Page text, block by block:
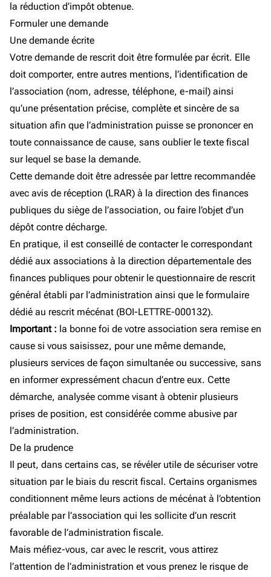
la réduction d’impôt obtenue.
Formuler une demande
Une demande écrite
Votre demande de rescrit doit être formulée par écrit. Elle
doit comporter, entre autres mentions, l’identification de
l’association (nom, adresse, téléphone, e-mail) ainsi
qu’une présentation précise, complète et sincère de sa
situation afin que l’administration puisse se prononcer en
toute connaissance de cause, sans oublier le texte fiscal
sur lequel se base la demande.
Cette demande doit être adressée par lettre recommandée
avec avis de réception (LRAR) à la direction des finances
publiques du siège de l’association, ou faire l’objet d’un
dépôt contre décharge.
En pratique, il est conseillé de contacter le correspondant
dédié aux associations à la direction départementale des
finances publiques pour obtenir le questionnaire de rescrit
général établi par l’administration ainsi que le formulaire
dédié au rescrit mécénat (BOI-LETTRE-000132).
Important : la bonne foi de votre association sera remise en
cause si vous saisissez, pour une même demande,
plusieurs services de façon simultanée ou successive, sans
en informer expressément chacun d’entre eux. Cette
démarche, analysée comme visant à obtenir plusieurs
prises de position, est considérée comme abusive par
l’administration.
De la prudence
Il peut, dans certains cas, se révéler utile de sécuriser votre
situation par le biais du rescrit fiscal. Certains organismes
conditionnent même leurs actions de mécénat à l’obtention
préalable par l’association qui les sollicite d’un rescrit
favorable de l’administration fiscale.
Mais méfiez-vous, car avec le rescrit, vous attirez
l’attention de l’administration et vous prenez le risque de